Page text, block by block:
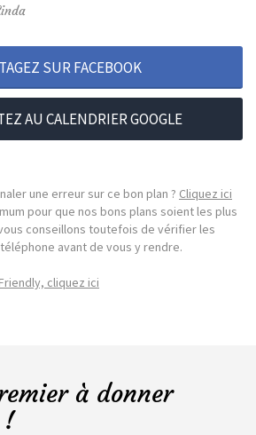
SUR FACEBOOK
AU CALENDRIER GOOGLE
une erreur sur ce bon plan ? Cliquez ici
pour que nos bons plans soient les plus
conseillons toutefois de vérifier les
avant de vous y rendre.
cliquez ici
à donner
!